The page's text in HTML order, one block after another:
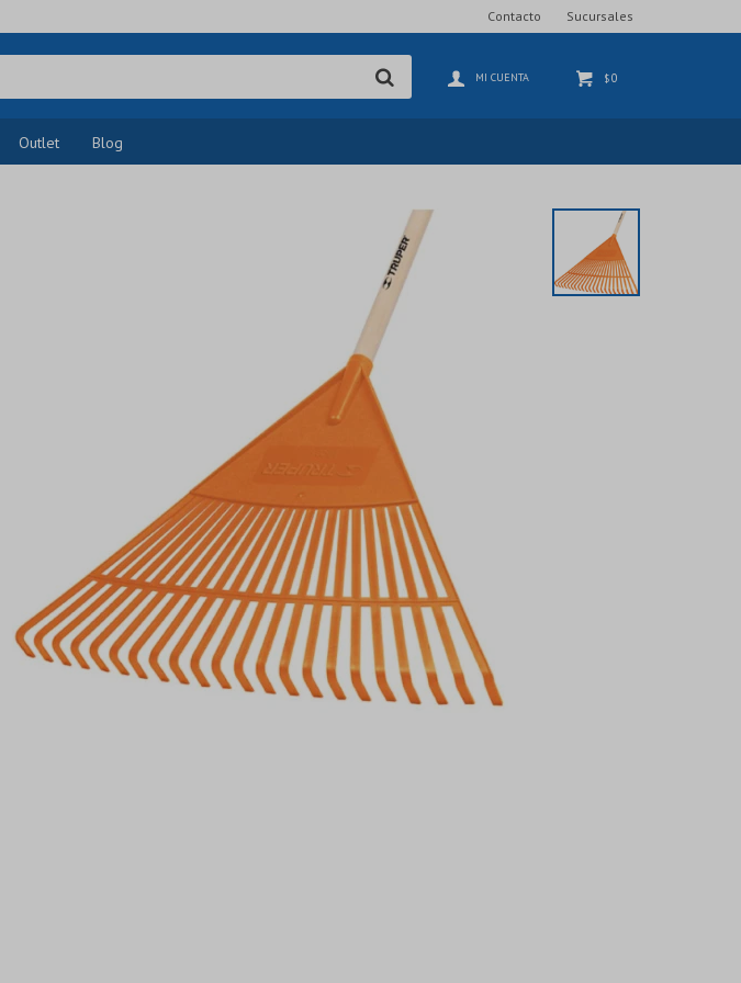
Outlet Blog
$0
Contacto Sucursales